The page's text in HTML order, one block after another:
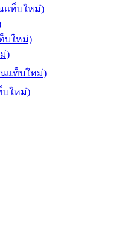
แท็บใหม่)
บใหม่)
)
นแท็บใหม่)
บใหม่)